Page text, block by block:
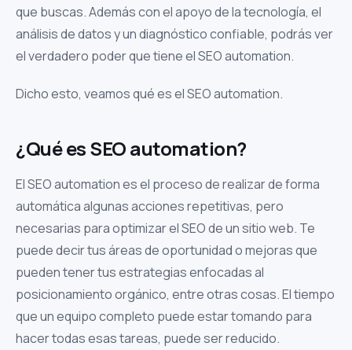
que buscas. Además con el apoyo de la tecnología, el
análisis de datos y un diagnóstico confiable, podrás ver
el verdadero poder que tiene el SEO automation.
Dicho esto, veamos qué es el SEO automation.
¿Qué es SEO automation?
El SEO automation es el proceso de realizar de forma
automática algunas acciones repetitivas, pero
necesarias para optimizar el SEO de un sitio web. Te
puede decir tus áreas de oportunidad o mejoras que
pueden tener tus estrategias enfocadas al
posicionamiento orgánico, entre otras cosas. El tiempo
que un equipo completo puede estar tomando para
hacer todas esas tareas, puede ser reducido.